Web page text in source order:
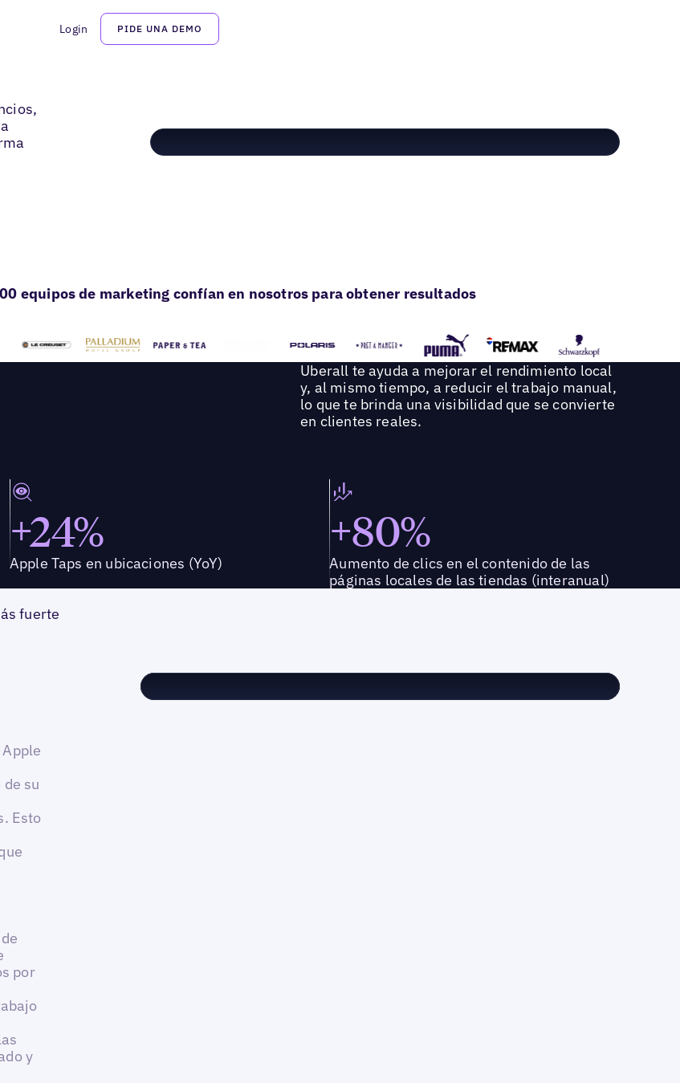
Login PIDE UNA DEMO
equipos de marketing confían en nosotros para obtener resultados
Uberall te ayuda a mejorar el rendimiento local
y, al mismo tiempo, a reducir el trabajo manual,
lo que te brinda una visibilidad que se convierte
en clientes reales.
+24%
Apple Taps en ubicaciones (YoY)
+80%
Aumento de clics en el contenido de las
páginas locales de las tiendas (interanual)
fuerte
su
Esto
por
y